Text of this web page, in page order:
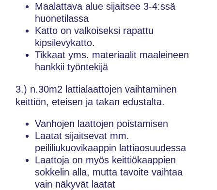
Maalattava alue sijaitsee 3-4:ssä
huonetilassa
Katto on valkoiseksi rapattu
kipsilevykatto.
Tikkaat yms. materiaalit maaleineen
hankkii työntekijä
3.) n.30m2 lattialaattojen vaihtaminen
keittiön, eteisen ja takan edustalta.
Vanhojen laattojen poistamisen
Laatat sijaitsevat mm.
peililiukuovikaappin lattiaosuudessa
Laattoja on myös keittiökaappien
sokkelin alla, mutta tavoite vaihtaa
vain näkyvät laatat